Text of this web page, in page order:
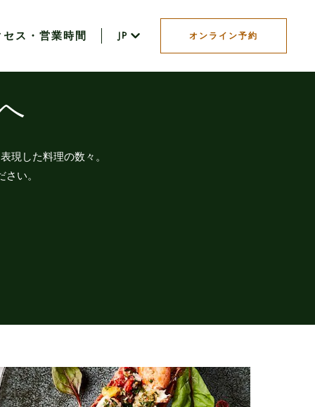
セス・営業時間 JP オンライン予約
現した料理の数々。
い。